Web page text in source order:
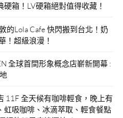
箱！LV硬箱絕對值得收藏！
的Lola Cafe 快閃搬到台北！奶
！超級浪漫！
全球首間形象概念店嶄新開幕 :
11F 全天候有咖啡輕食，晚上有
虹吸咖啡、冰滴萃取、輕食餐點